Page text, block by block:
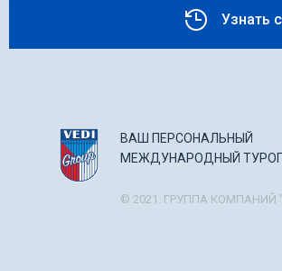
Узнать
ВАШ ПЕРСОНАЛЬНЫЙ
МЕЖДУНАРОДНЫЙ
© 2021. ГРУППА КОМПАНИЙ